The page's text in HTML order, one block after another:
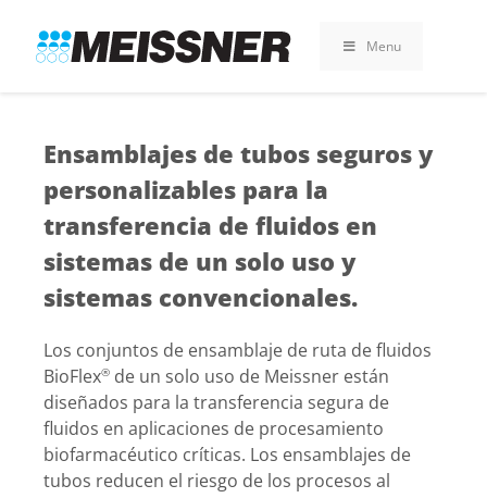
search
footer
contenido
Menu
Ensamblajes de tubos seguros y
personalizables para la
transferencia de fluidos en
sistemas de un solo uso y
sistemas convencionales.
Los conjuntos de ensamblaje de ruta de fluidos
BioFlex® de un solo uso de Meissner están
diseñados para la transferencia segura de
fluidos en aplicaciones de procesamiento
biofarmacéutico críticas. Los ensamblajes de
tubos reducen el riesgo de los procesos al